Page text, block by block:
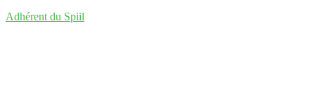
Adhérent du Spiil